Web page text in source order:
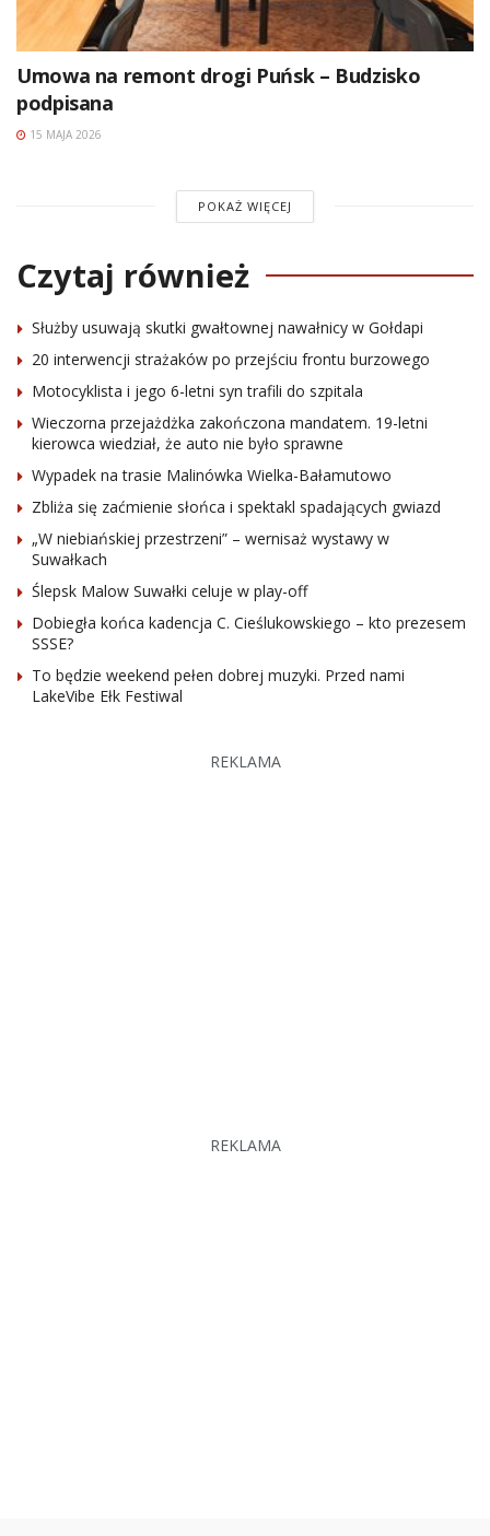
Umowa na remont drogi Puńsk – Budzisko
podpisana
15 MAJA 2026
POKAŻ WIĘCEJ
Czytaj również
Służby usuwają skutki gwałtownej nawałnicy w Gołdapi
20 interwencji strażaków po przejściu frontu burzowego
Motocyklista i jego 6-letni syn trafili do szpitala
Wieczorna przejażdżka zakończona mandatem. 19-letni
kierowca wiedział, że auto nie było sprawne
Wypadek na trasie Malinówka Wielka-Bałamutowo
Zbliża się zaćmienie słońca i spektakl spadających gwiazd
„W niebiańskiej przestrzeni” – wernisaż wystawy w
Suwałkach
Ślepsk Malow Suwałki celuje w play-off
Dobiegła końca kadencja C. Cieślukowskiego – kto prezesem
SSSE?
To będzie weekend pełen dobrej muzyki. Przed nami
LakeVibe Ełk Festiwal
REKLAMA
REKLAMA